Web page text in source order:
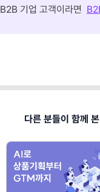
B2B 기업 고객이라면
다른 분들이 함께